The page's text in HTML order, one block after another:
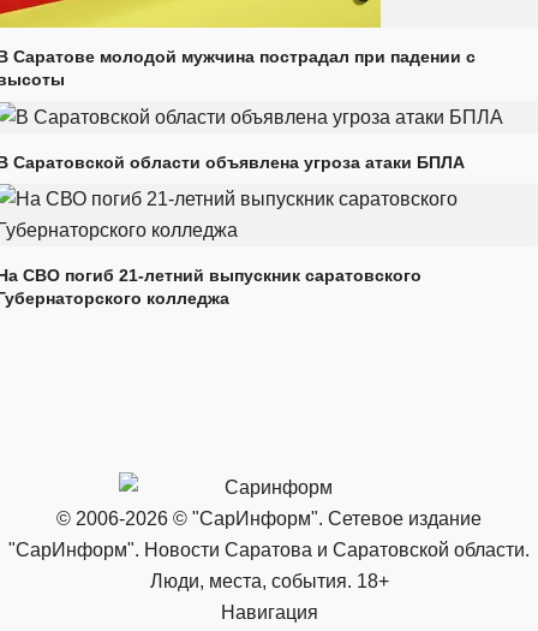
Саратове молодой мужчина пострадал при падении с
Саратовской области объявлена угроза атаки БПЛА
СВО погиб 21-летний выпускник саратовского
колледжа
© 2006-2026 © "СарИнформ". Сетевое издание
"СарИнформ". Новости Саратова и Саратовской области.
Люди, места, события. 18+
Навигация